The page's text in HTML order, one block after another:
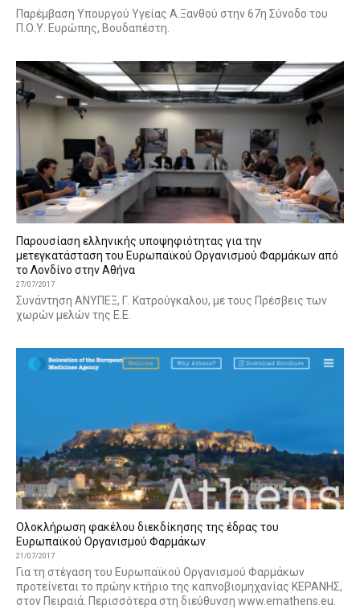
Παρέμβαση Υπουργού Υγείας Α.Ξανθού στην 67η Σύνοδο του
Π.Ο.Υ. Ευρώπης, Βουδαπέστη.
Παρουσίαση ελληνικής υποψηφιότητας για την
μετεγκατάσταση του Ευρωπαϊκού Οργανισμού Φαρμάκων από
το Λονδίνο στην Αθήνα
27/07/2017
Συνάντηση ΑΝΥΠΕΞ, Γ. Κατρούγκαλου, με τους Πρέσβεις των
χωρών μελών της Ε.Ε.
Ολοκλήρωση φακέλου διεκδίκησης της έδρας του
Ευρωπαϊκού Οργανισμού Φαρμάκων
21/07/2017
Για τη στέγαση του Ευρωπαϊκού Οργανισμού Φαρμάκων
προτείνεται το πρώην κτήριο της καπνοβιομηχανίας ΚΕΡΑΝΗΣ,
στον Πειραιά. Περισσότερα στη διεύθυνση www.emathens.eu.